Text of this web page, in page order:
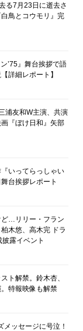
る7月23日に逝去さ
鳥とコウモリ』完
’75』舞台挨拶で語
詳細レポート】
浦友和W主演、共演
『ぼけ日和』矢部
いってらっしゃい
台挨拶レポート
ど…リリー・フラン
木悠、高木完 ドラ
露イベント
ト解禁。鈴木杏、
特報映像も解禁
ッセージに号泣！